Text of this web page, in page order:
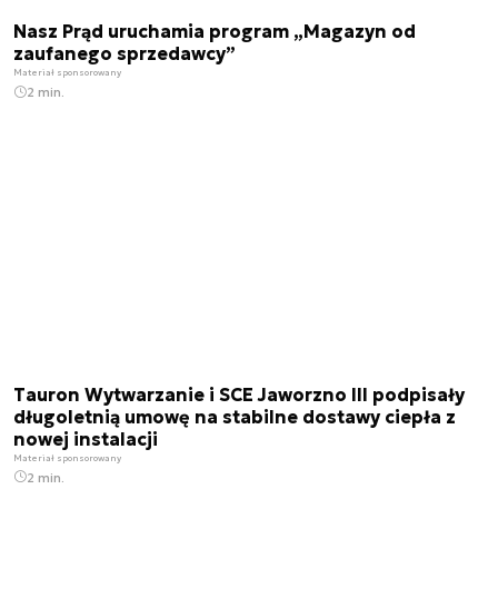
Nasz Prąd uruchamia program „Magazyn od
zaufanego sprzedawcy”
Materiał sponsorowany
2 min.
Tauron Wytwarzanie i SCE Jaworzno III podpisały
długoletnią umowę na stabilne dostawy ciepła z
nowej instalacji
Materiał sponsorowany
2 min.